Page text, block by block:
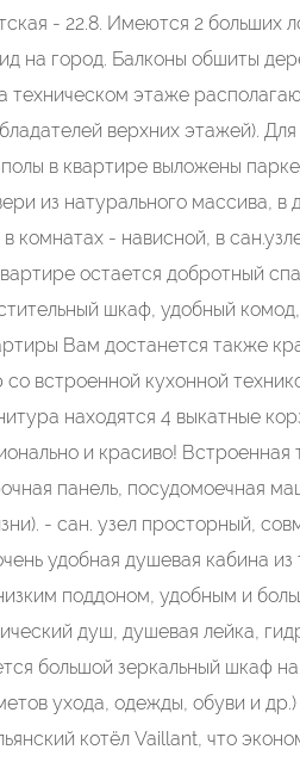
- 22.8. Имеются 2 больших
на город. Балконы обшиты
этаже
верхних этажей). Для
в квартире выложены
из натурального массива, в
комнатах - нависной, в
остается добротный
шкаф, удобный
Вам достанется также
встроенной кухонной
находятся 4 выкатные
и красиво! Встроенная
панель, посудомоечная
- сан. узел просторный,
удобная душевая кабина
поддоном, удобным и
душ, душевая лейка,
большой зеркальный шкаф
ухода, одежды, обуви и
котёл Vaillant, что